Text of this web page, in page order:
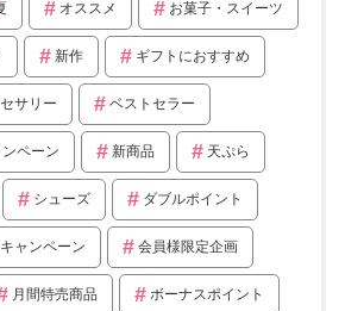
オススメ お菓子・スイーツ
新作 ギフトにおすすめ
サリー ベストセラー
ペーン 新商品 天ぷら
シューズ ダブルポイント
ャンペーン 会員様限定企画
月間特売商品 ボーナスポイント